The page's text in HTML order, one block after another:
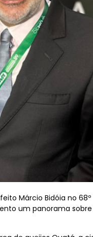
Márcio Bidóia no
um panorama